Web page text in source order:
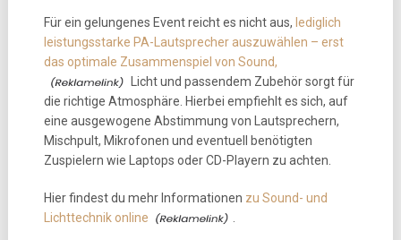
Für ein gelungenes Event reicht es nicht aus, lediglich
leistungsstarke PA-Lautsprecher auszuwählen – erst
das optimale Zusammenspiel von Sound,
Licht und passendem Zubehör sorgt für
die richtige Atmosphäre. Hierbei empfiehlt es sich, auf
eine ausgewogene Abstimmung von Lautsprechern,
Mischpult, Mikrofonen und eventuell benötigten
Zuspielern wie Laptops oder CD-Playern zu achten.
Hier findest du mehr Informationen zu Sound- und
Lichttechnik online